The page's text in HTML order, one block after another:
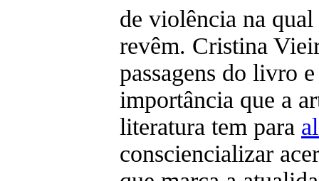
de violência na
revêm. Cristina
passagens do livro
importância que a
literatura tem para
consciencializar